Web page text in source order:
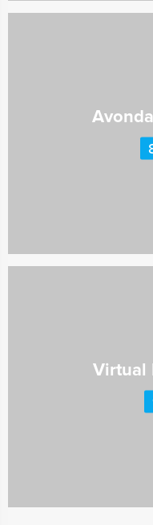
Virtual